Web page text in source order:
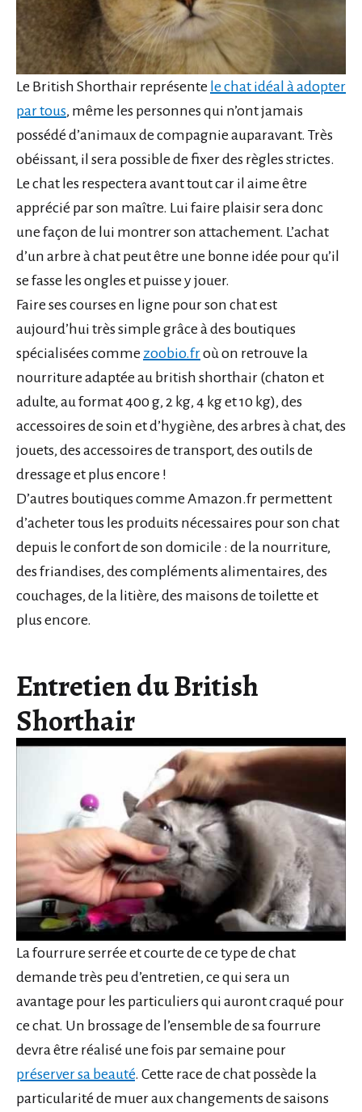
Le British Shorthair représente le chat idéal à adopter
par tous, même les personnes qui n’ont jamais
possédé d’animaux de compagnie auparavant. Très
obéissant, il sera possible de fixer des règles strictes.
Le chat les respectera avant tout car il aime être
apprécié par son maître. Lui faire plaisir sera donc
une façon de lui montrer son attachement. L’achat
d’un arbre à chat peut être une bonne idée pour qu’il
se fasse les ongles et puisse y jouer.
Faire ses courses en ligne pour son chat est
aujourd’hui très simple grâce à des boutiques
spécialisées comme zoobio.froù on retrouve la
nourriture adaptée au british shorthair (chaton et
adulte, au format 400 g, 2 kg, 4 kg et 10 kg), des
accessoires de soin et d’hygiène, des arbres à chat, des
jouets, des accessoires de transport, des outils de
dressage et plus encore !
D’autres boutiques comme Amazon.fr permettent
d’acheter tous les produits nécessaires pour son chat
depuis le confort de son domicile : de la nourriture,
des friandises, des compléments alimentaires, des
couchages, de la litière, des maisons de toilette et
plus encore.
Entretien du British
Shorthair
La fourrure serrée et courte de ce type de chat
demande très peu d’entretien, ce qui sera un
avantage pour les particuliers qui auront craqué pour
ce chat. Un brossage de l’ensemble de sa fourrure
devra être réalisé une fois par semaine pour
préserver sa beauté. Cette race de chat possède la
particularité de muer aux changements de saisons